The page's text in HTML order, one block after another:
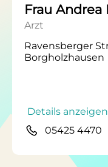
Frau Andrea
Arzt
Ravensberger
Borgholzhausen
Details anzeigen
05425 4470